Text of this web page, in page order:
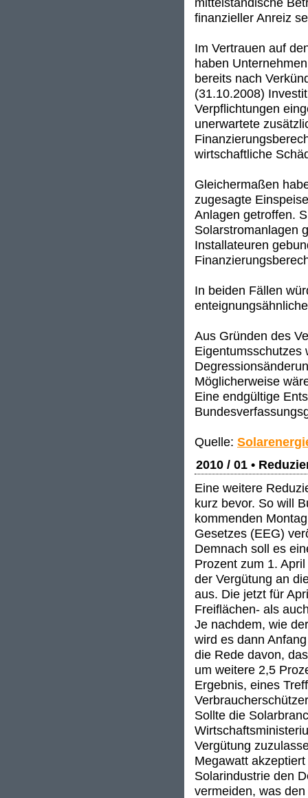
finanzieller Anreiz
Im Vertrauen auf
haben
bereits nach
(31.10.2008)
Verpflichtungen
unerwartete
wirtschaftliche
Gleichermaßen
zugesagte
Anlagen getroffen.
Solarstromanlagen
Installateuren
In beiden Fällen
Aus Gründen des
Eigentumsschutzes
Möglicherweise
Eine endgültige
Quelle:
2010 / 01 •
Eine weitere
kurz bevor. So will
kommenden
Gesetzes (EEG)
Demnach soll es
Prozent zum 1.
der Vergütung an
aus. Die jetzt für
Freiflächen- als
Je nachdem, wie
wird es dann
die Rede davon,
um weitere 2,5
Ergebnis, eines
Sollte die
Vergütung
Megawatt
Solarindustrie den
vermeiden, was